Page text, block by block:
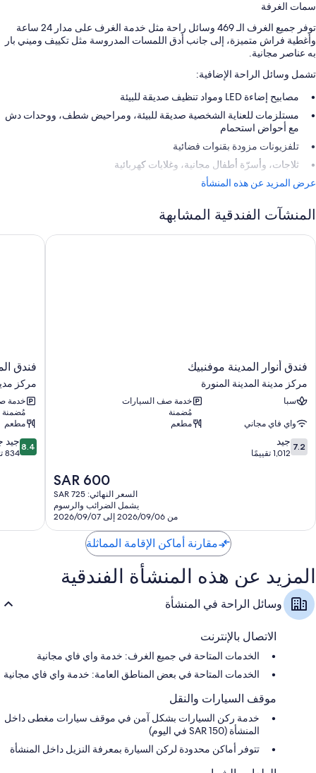
سمات الغرفة
توفر جميع الغرف الـ 469 وسائل راحة مثل خدمة الغرف على مدار 24 ساعة
وأغطية فراش متميزة، إلى جانب أدق اللمسات المدروسة مثل تكييف وميني بار
به عناصر مجانية.
تشمل وسائل الراحة الإضافية:
مصابيح إضاءة LED ومواد تنظيف صديقة للبيئة
مستلزمات للعناية الشخصية صديقة للبيئة، ومراحيض شطف، ووحدات دش
مع أحواض استحمام
تلفزيونات مزودة بقنوات فضائية
ثلاجات، وأسرّة أطفال مجانية، وغلايات كهربائية
عرض المزيد عن هذه المنشأة
المنشآت الفندقية المشابهة
فندق
أنوار
المدينة
موفنبيك
مدينة
المدينة
المنورة
فندق أنوار المدينة موفنبيك
مركز مدينة المدينة المنورة
سبا
خدمة صف السيارات
مُضمنة
واي فاي مجاني
مطعم
7.2
من
7.2 جيد
1,012 تقييمًا
السعر
الحالي
هو
SAR
600
SAR 600
السعر النهائي: SAR 725
يشمل الضرائب والرسوم
من 2026/09/06 إلى 2026/09/07
فندق أنوار المدينة موفنبيك
فندق
المدينة
هيلتون
مركز
مدينة
المدينة
المنورة
فندق
مركز
خدمة
مُضمنة
مطعم
8.4
من
8.4 جيد
834 تقييمًا
فندق
مقارنة أماكن الإقامة المماثلة
المزيد عن هذه المنشأة الفندقية
وسائل الراحة في المنشأة
الاتصال بالإنترنت
الخدمات المتاحة في جميع الغرف: خدمة واي فاي مجانية
الخدمات المتاحة في بعض المناطق العامة: خدمة واي فاي مجانية
موقف السيارات والنقل
خدمة ركن السيارات بشكل آمن في موقف سيارات مغطى داخل
المنشأة (SAR 150 في اليوم)
تتوفر أماكن محدودة لركن السيارة بمعرفة النزيل داخل المنشأة